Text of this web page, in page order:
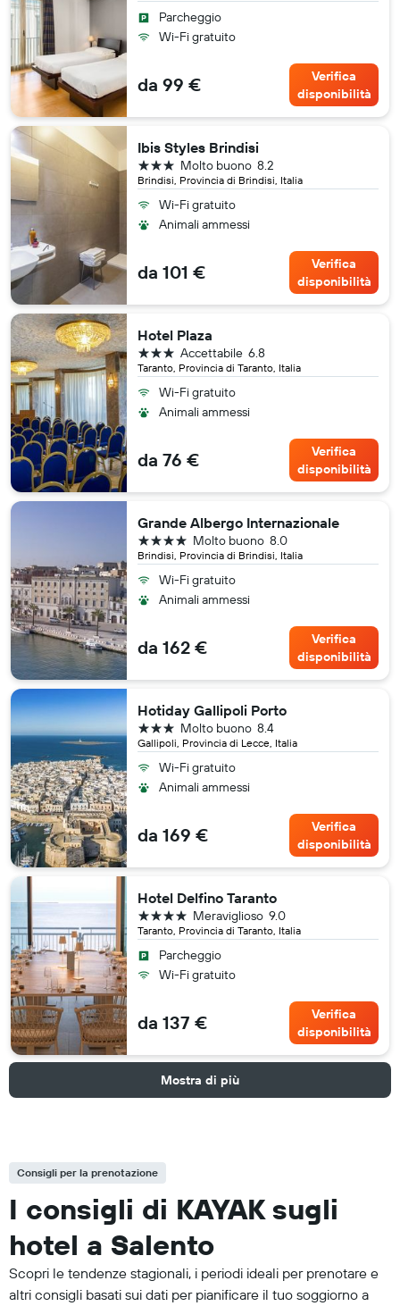
Parcheggio
Wi-Fi gratuito
da 99 €
Verifica
disponibilità
Ibis Styles Brindisi
Brindisi, Provincia di Brindisi, Italia
8.2
Molto buono
3 stelle
Wi-Fi gratuito
Animali ammessi
da 101 €
Verifica
disponibilità
Hotel Plaza
Taranto, Provincia di Taranto, Italia
6.8
Accettabile
3 stelle
Wi-Fi gratuito
Animali ammessi
da 76 €
Verifica
disponibilità
Grande Albergo Internazionale
Brindisi, Provincia di Brindisi, Italia
8.0
Molto buono
4 stelle
Wi-Fi gratuito
Animali ammessi
da 162 €
Verifica
disponibilità
Hotiday Gallipoli Porto
Gallipoli, Provincia di Lecce, Italia
8.4
Molto buono
3 stelle
Wi-Fi gratuito
Animali ammessi
da 169 €
Verifica
disponibilità
Hotel Delfino Taranto
Taranto, Provincia di Taranto, Italia
9.0
Meraviglioso
4 stelle
Parcheggio
Wi-Fi gratuito
da 137 €
Verifica
disponibilità
Mostra di più
Consigli per la prenotazione
I consigli di KAYAK sugli
hotel a Salento
Scopri le tendenze stagionali, i periodi ideali per prenotare e
altri consigli basati sui dati per pianificare il tuo soggiorno a